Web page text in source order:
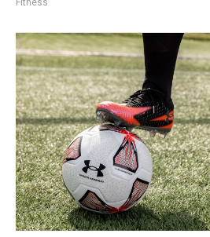
Fitness